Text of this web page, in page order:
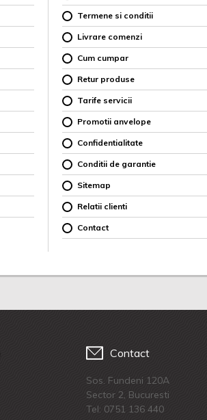
Termene si conditii
Livrare comenzi
Cum cumpar
Retur produse
Tarife servicii
Promotii anvelope
Confidentialitate
Conditii de garantie
Sitemap
Relatii clienti
Contact
Contact
Sos. Fundeni 120A
Sector 2, Bucuresti
Tel: 0751 136 440